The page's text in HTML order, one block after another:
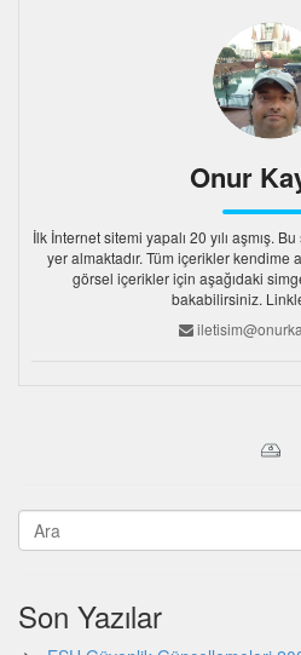
Onur
İlk İnternet sitemi yapalı 20 yılı aşmış.
yer almaktadır. Tüm içerikler kendime
görsel içerikler için aşağıdaki
bakabilirsiniz.
Son Yazılar